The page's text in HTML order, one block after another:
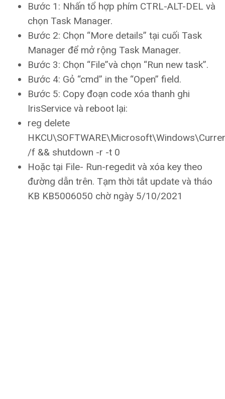
Bước 1: Nhấn tổ hợp phím CTRL-ALT-DEL và
chọn Task Manager.
Bước 2: Chọn “More details” tại cuối Task
Manager để mở rộng Task Manager.
Bước 3: Chọn “File”và chọn “Run new task”.
Bước 4: Gỏ “cmd” in the “Open” field.
Bước 5: Copy đoạn code xóa thanh ghi
IrisService và reboot lại:
reg delete
/f && shutdown -r -t 0
Hoặc tại File- Run-regedit và xóa key theo
đường dẫn trên. Tạm thời tắt update và tháo
KB KB5006050 chờ ngày 5/10/2021